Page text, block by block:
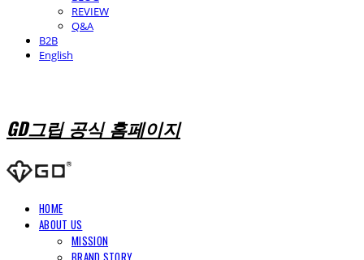
REVIEW
Q&A
B2B
English
GD그립 공식 홈페이지
HOME
ABOUT US
MISSION
BRAND STORY